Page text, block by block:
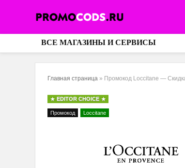
ВСЕ МАГАЗИНЫ И СЕРВИСЫ
Главная страница » Промокод Loccitane —
EDITOR CHOICE
Промокод Loccitane